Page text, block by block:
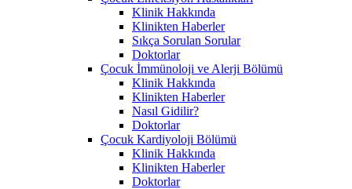
Klinik Hakkında
Klinikten Haberler
Sıkça Sorulan Sorular
Doktorlar
Çocuk İmmünoloji ve Alerji Bölümü
Klinik Hakkında
Klinikten Haberler
Nasıl Gidilir?
Doktorlar
Çocuk Kardiyoloji Bölümü
Klinik Hakkında
Klinikten Haberler
Doktorlar